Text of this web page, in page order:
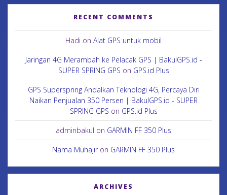
RECENT COMMENTS
Hadi on Alat GPS untuk mobil
Jaringan 4G Merambah ke Pelacak GPS | BakulGPS.id -
SUPER SPRING GPS on GPS.id Plus
GPS Superspring Andalkan Teknologi 4G, Percaya Diri
Naikan Penjualan 350 Persen | BakulGPS.id - SUPER
SPRING GPS on GPS.id Plus
adminbakul on GARMIN FF 350 Plus
Nama Muhajiron GARMIN FF 350 Plus
ARCHIVES